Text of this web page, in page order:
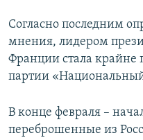
Согласно последним
мнения, лидером
Франции стала крайне
партии
В конце февраля –
переброшенные из